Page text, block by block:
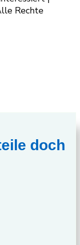
Rechte
doch